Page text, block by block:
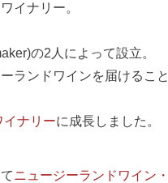
イナリー。
の2人によって設立。
ランドワインを届けること
イナリーに成長しました。
ニュージーランドワイン・